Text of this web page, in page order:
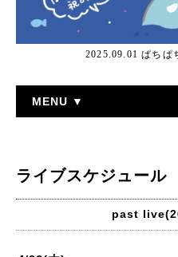
2025.09.01 ぱちぱ
MENU ▼
ライブスケジュール
past